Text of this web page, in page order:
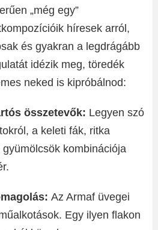
„még egy”
híresek arról,
és gyakran a legdrágább
idézik meg, töredék
neked is kipróbálnod:
összetevők: Legyen szó
a keleti fák, ritka
kombinációja
Az Armaf üvegei
Egy ilyen flakon